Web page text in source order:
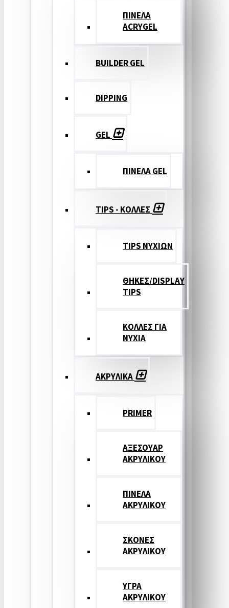
ΠΙΝΕΛΑ
ACRYGEL
BUILDER GEL
DIPPING
GEL
ΠΙΝΕΛΑ GEL
TIPS - ΚΟΛΛΕΣ
TIPS ΝΥΧΙΩΝ
ΘΗΚΕΣ/DISPLAY
TIPS
ΚΟΛΛΕΣ ΓΙΑ
ΝΥΧΙΑ
ΑΚΡΥΛΙΚΑ
PRIMER
ΑΞΕΣΟΥΑΡ
ΑΚΡΥΛΙΚΟΥ
ΠΙΝΕΛΑ
ΑΚΡΥΛΙΚΟΥ
ΣΚΟΝΕΣ
ΑΚΡΥΛΙΚΟΥ
ΥΓΡΑ
ΑΚΡΥΛΙΚΟΥ